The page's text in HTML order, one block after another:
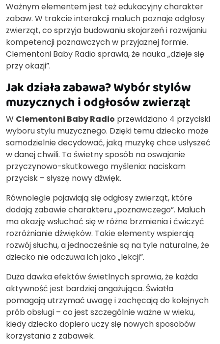
Ważnym elementem jest też edukacyjny charakter
zabaw. W trakcie interakcji maluch poznaje odgłosy
zwierząt, co sprzyja budowaniu skojarzeń i rozwijaniu
kompetencji poznawczych w przyjaznej formie.
Clementoni Baby Radio sprawia, że nauka „dzieje się
przy okazji”.
Jak działa zabawa? Wybór stylów
muzycznych i odgłosów zwierząt
W Clementoni Baby Radio przewidziano 4 przyciski
wyboru stylu muzycznego. Dzięki temu dziecko może
samodzielnie decydować, jaką muzykę chce usłyszeć
w danej chwili. To świetny sposób na oswajanie
przyczynowo-skutkowego myślenia: naciskam
przycisk – słyszę nowy dźwięk.
Równolegle pojawiają się odgłosy zwierząt, które
dodają zabawie charakteru „poznawczego”. Maluch
ma okazję wsłuchać się w różne brzmienia i ćwiczyć
rozróżnianie dźwięków. Takie elementy wspierają
rozwój słuchu, a jednocześnie są na tyle naturalne, że
dziecko nie odczuwa ich jako „lekcji”.
Duża dawka efektów świetlnych sprawia, że każda
aktywność jest bardziej angażująca. Światła
pomagają utrzymać uwagę i zachęcają do kolejnych
prób obsługi – co jest szczególnie ważne w wieku,
kiedy dziecko dopiero uczy się nowych sposobów
korzystania z zabawek.